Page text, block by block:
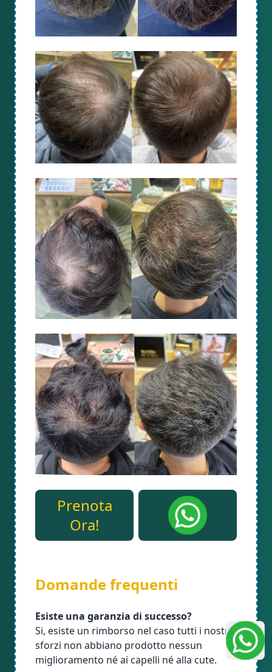
Prenota
Ora!
Domande frequenti
Esiste una garanzia di successo?
Si, esiste un rimborso nel caso tutti i nostri
sforzi non abbiano prodotto nessun
miglioramento né ai capelli né alla cute.